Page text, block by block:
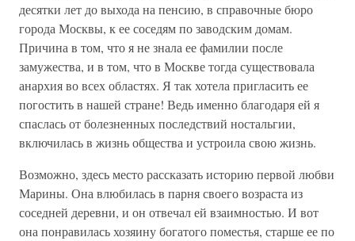
десятки лет до выхода на пенсию, в справочные бюро
города Москвы, к ее соседям по заводским домам.
Причина в том, что я не знала ее фамилии после
замужества, и в том, что в Москве тогда существовала
анархия во всех областях. Я так хотела пригласить ее
погостить в нашей стране! Ведь именно благодаря ей я
спаслась от болезненных последствий ностальгии,
включилась в жизнь общества и устроила свою жизнь.
Возможно, здесь место рассказать историю первой любви
Марины. Она влюбилась в парня своего возраста из
соседней деревни, и он отвечал ей взаимностью. И вот
она понравилась хозяину богатого поместья, старше ее по